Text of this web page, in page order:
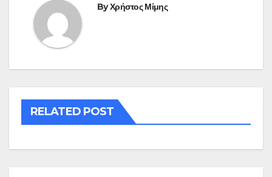
ByΧρήστος Μίμης
RELATED POST